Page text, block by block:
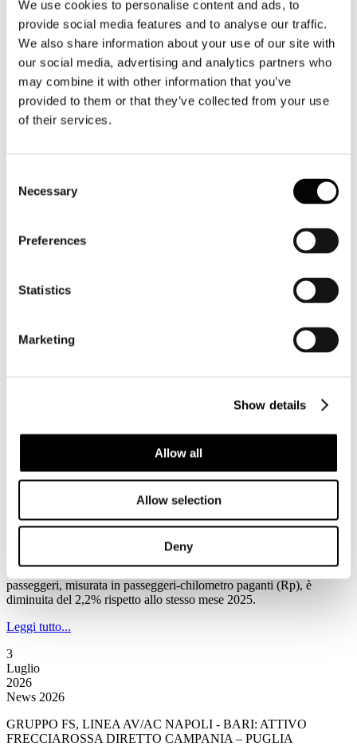
We use cookies to personalise content and ads, to
provide social media features and to analyse our traffic.
We also share information about your use of our site with
our social media, advertising and analytics partners who
may combine it with other information that you’ve
provided to them or that they’ve collected from your use
of their services.
Selection
Necessary
Preferences
Statistics
Marketing
Show details
Allow all
Allow selection
Deny
Leggi tutto...
2026
News 2026
Facile.it/Emg: cala la richiesta di finanziamenti per i viaggi
Luglio
Assocamp: il turismo itinerante un’alternativa sempre più allettante
Il turismo itinerante si consolida come una delle principali alternative
alla ricettività tradizionale. Secondo l’ultima indagine di Assocamp
profili di consumo per la stagione estiva 2026.
Leggi tutto...
Luglio
IATA: a maggio la domanda totale di trasporto aereo passeggeri è
diminuita del 2,2% rispetto allo stesso mese del 2025
Secondo la Iata a maggio la domanda totale di trasporto aereo
passeggeri, misurata in passeggeri-chilometro paganti (Rp), è
diminuita del 2,2% rispetto allo stesso mese 2025.
Leggi tutto...
3
Luglio
2026
News 2026
GRUPPO FS, LINEA AV/AC NAPOLI - BARI: ATTIVO
FRECCIAROSSA DIRETTO CAMPANIA – PUGLIA